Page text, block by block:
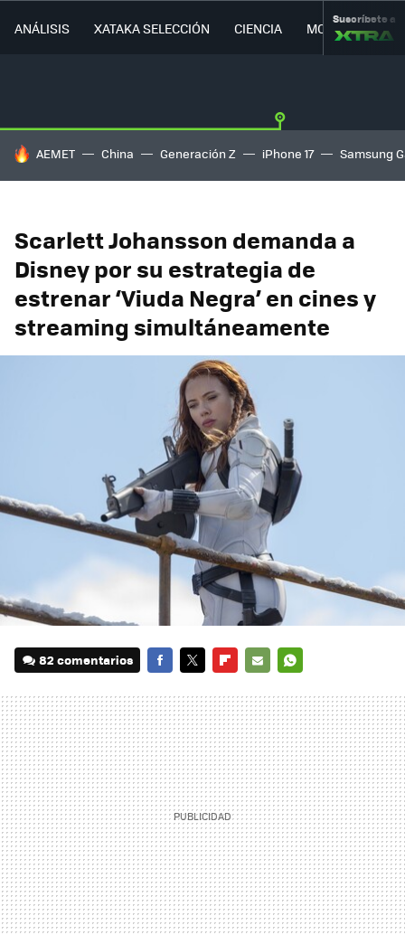
ANÁLISIS XATAKA SELECCIÓN CIENCIA MOVILIDAD
Suscríbete a
HOY SE HABLA DE
AEMET China Generación Z iPhone 17 Samsung
Scarlett Johansson demanda a
Disney por su estrategia de
estrenar ‘Viuda Negra’ en cines y
streaming simultáneamente
82 comentarios
MAIL